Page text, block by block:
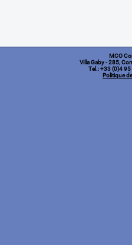
MCO
Villa Gaby- 285,
Tel.: +33 (0)4
Politique